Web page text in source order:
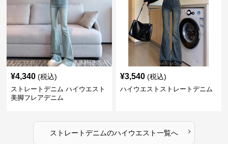
¥4,340 (税込)
ストレートデニム ハイウエスト
美脚フレアデニム
¥3,540 (税込)
ハイウエストストレートデニム
ストレートデニムのハイウエスト一覧へ ›